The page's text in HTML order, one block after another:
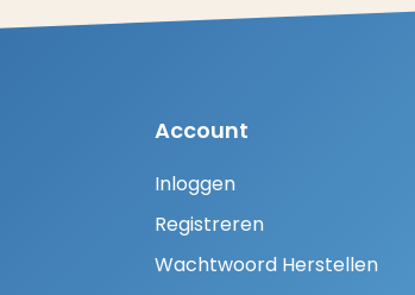
Account
Inloggen
Registreren
Wachtwoord Herstellen